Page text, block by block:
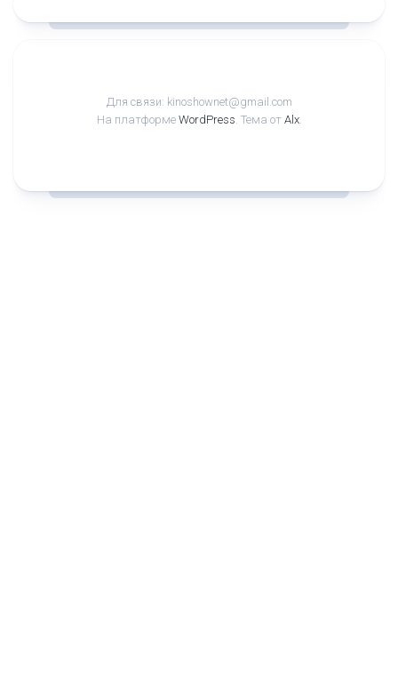
Для связи: kinoshownet@gmail.com
На платформе WordPress. Тема от Alx.